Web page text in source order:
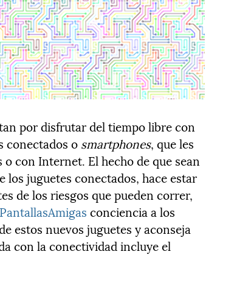
por disfrutar del tiempo libre con
conectados o smartphones, que les
con Internet. El hecho de que sean
los juguetes conectados, hace estar
de los riesgos que pueden correr,
PantallasAmigas conciencia a los
estos nuevos juguetes y aconseja
con la conectividad incluye el